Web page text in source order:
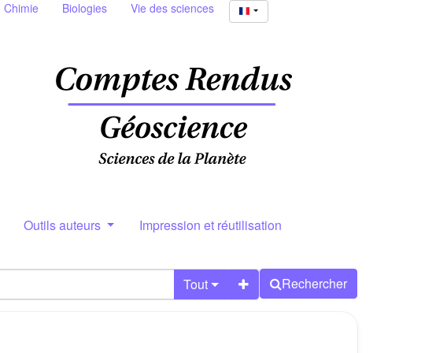
Chimie Biologies Vie des sciences
Outils auteurs Impression et réutilisation
Tout Rechercher